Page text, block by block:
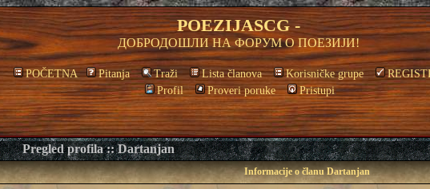
POEZIJASCG -
ДОБРОДОШЛИ НА ФОРУМ О ПОЕЗИЈИ!
POČETNA Pitanja Traži Lista članova Korisničke grupe
Profil
Proveri poruke Pristupi
Pregled profila :: Dartanjan
Informacije o članu Dartanjan